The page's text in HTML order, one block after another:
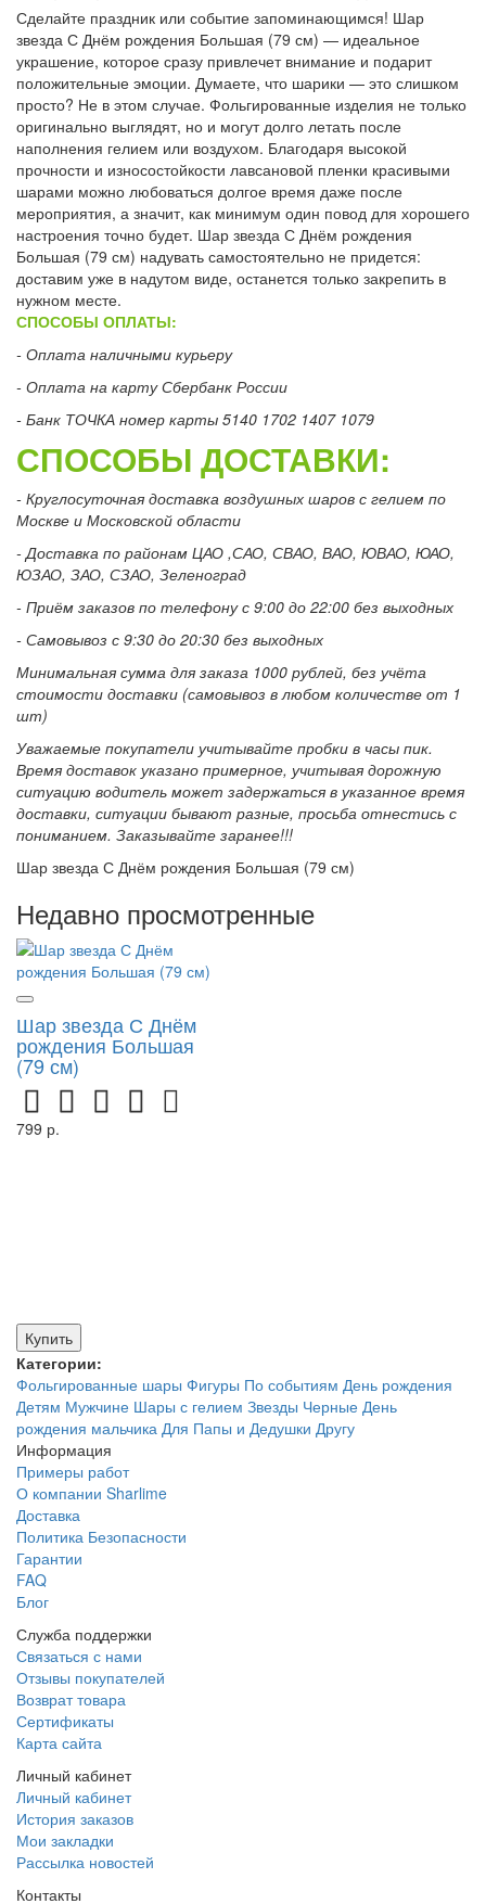
Сделайте праздник или событие запоминающимся! Шар
звезда С Днём рождения Большая (79 см) — идеальное
украшение, которое сразу привлечет внимание и подарит
положительные эмоции. Думаете, что шарики — это слишком
просто? Не в этом случае. Фольгированные изделия не только
оригинально выглядят, но и могут долго летать после
наполнения гелием или воздухом. Благодаря высокой
прочности и износостойкости лавсановой пленки красивыми
шарами можно любоваться долгое время даже после
мероприятия, а значит, как минимум один повод для хорошего
настроения точно будет. Шар звезда С Днём рождения
Большая (79 см) надувать самостоятельно не придется:
доставим уже в надутом виде, останется только закрепить в
нужном месте.
СПОСОБЫ ОПЛАТЫ:
- Оплата наличными курьеру
- Оплата на карту Сбербанк России
- Банк ТОЧКА номер карты 5140 1702 1407 1079
СПОСОБЫ ДОСТАВКИ:
- Круглосуточная доставка воздушных шаров с гелием по
Москве и Московской области
- Доставка по районам ЦАО ,САО, СВАО, ВАО, ЮВАО, ЮАО,
ЮЗАО, ЗАО, СЗАО, Зеленоград
- Приём заказов по телефону с 9:00 до 22:00 без выходных
- Самовывоз с 9:30 до 20:30 без выходных
Минимальная сумма для заказа 1000 рублей, без учёта
стоимости доставки (самовывоз в любом количестве от 1
шт)
Уважаемые покупатели учитывайте пробки в часы пик.
Время доставок указано примерное, учитывая дорожную
ситуацию водитель может задержаться в указанное время
доставки, ситуации бывают разные, просьба отнестись с
пониманием. Заказывайте заранее!!!
Шар звезда С Днём рождения Большая (79 см)
Недавно просмотренные
Шар звезда С Днём
рождения Большая
(79 см)
799 р.
Купить
Категории:
Фольгированные шары Фигуры По событиям День рождения
Детям Мужчине Шары с гелием Звезды Черные День
рождения мальчика Для Папы и Дедушки Другу
Информация
Примеры работ
О компании Sharlime
Доставка
Политика Безопасности
Гарантии
FAQ
Блог
Служба поддержки
Связаться с нами
Отзывы покупателей
Возврат товара
Сертификаты
Карта сайта
Личный кабинет
Личный кабинет
История заказов
Мои закладки
Рассылка новостей
Контакты